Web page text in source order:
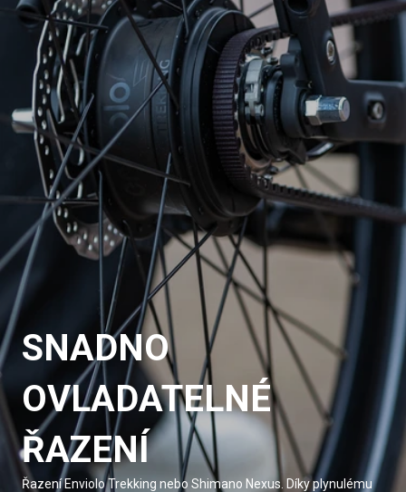
SNADNO
OVLADATELNÉ
ŘAZENÍ
Řazení Enviolo Trekking nebo Shimano Nexus. Díky plynulému